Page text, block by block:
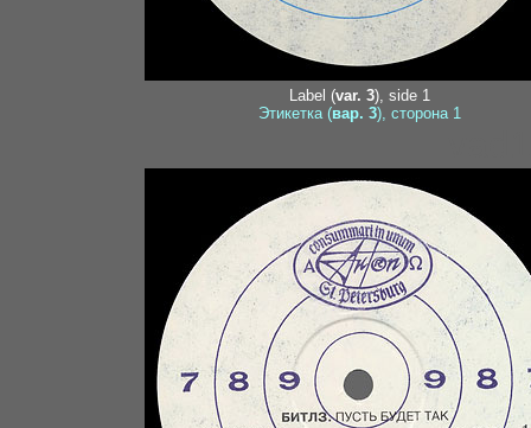
Label (var. 3), side 1
Этикетка (вар. 3), сторона 1